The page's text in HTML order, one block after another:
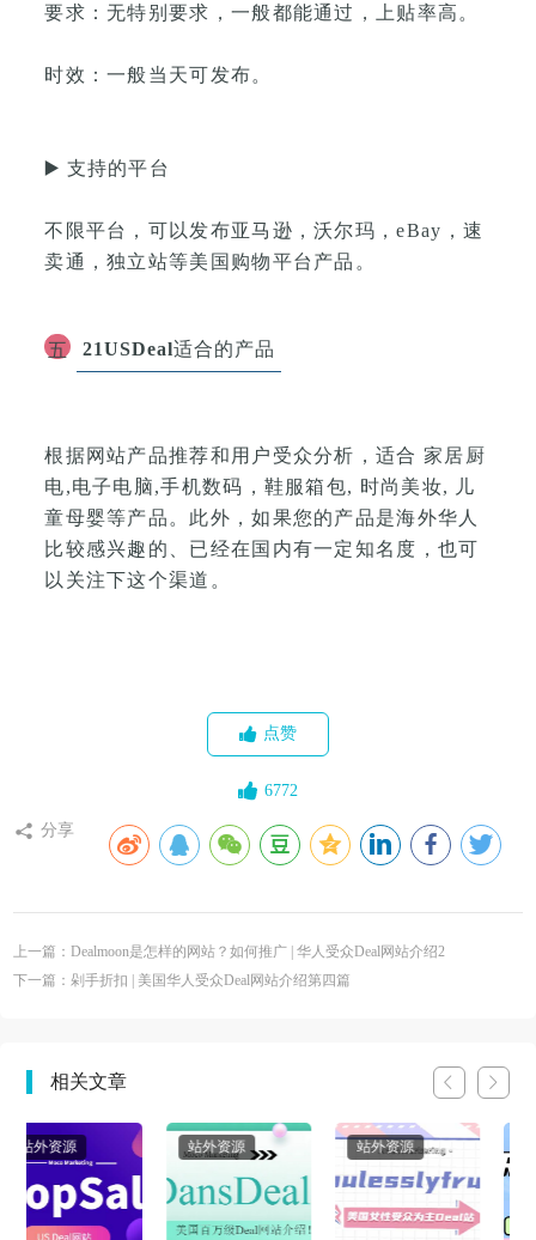
要求：无特别要求，一般都能通过，上贴率高。
时效：一般当天可发布。
▶️ 支持的平台
不限平台，可以发布亚马逊，沃尔玛，eBay，速
卖通，独立站等美国购物平台产品 。
五 21USDeal适合的产品
根据网站产品推荐和用户受众分析，适合 家居厨
电,电子电脑,手机数码，鞋服箱包, 时尚美妆, 儿
童母婴等产品。 此外，如果您的产品是海外华人
比较感兴趣的、已经在国内有一定知名度，也可
以关注下这个渠道。
点赞
6772
分享
上一篇：Dealmoon是怎样的网站？如何推广 | 华人受众Deal网站介绍2
下一篇：剁手折扣 | 美国华人受众Deal网站介绍第四篇
相关文章
站外资源 站外资源 站外资源